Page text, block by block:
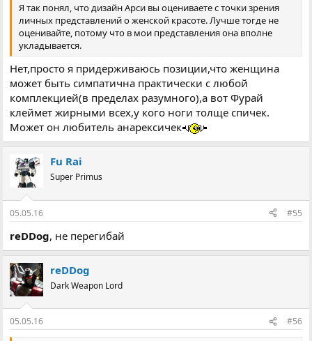
Я так понял, что дизайн Арси вы оцениваете с точки зрения
личных представлений о женской красоте. Лучше тогде не
оценивайте, потому что в мои представления она вполне
укладывается.
Нет,просто я придерживаюсь позиции,что женщина
может быть симпатична практически с любой
комплекцией(в пределах разумного),а вот Фурай
клеймет жирными всех,у кого ноги толще спичек.
Может он любитель анарексичек
Fu Rai
Super Primus
05.05.16 #55
reDDog, не перегибай
reDDog
Dark Weapon Lord
05.05.16 #56